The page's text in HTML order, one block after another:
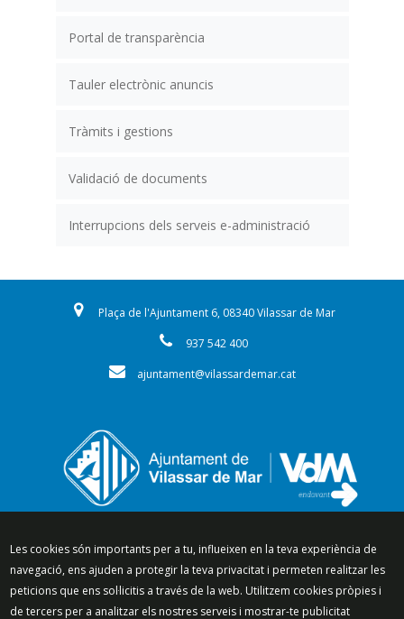
Portal de transparència
Tauler electrònic anuncis
Tràmits i gestions
Validació de documents
Interrupcions dels serveis e-administració
Plaça de l'Ajuntament 6, 08340 Vilassar de Mar
937 542 400
ajuntament@vilassardemar.cat
Segueix-nos a:
Les cookies són importants per a tu, influeixen en la teva experiència de
navegació, ens ajuden a protegir la teva privacitat i permeten realitzar les
peticions que ens sol·licitis a través de la web. Utilitzem cookies pròpies i
de tercers per a analitzar els nostres serveis i mostrar-te publicitat